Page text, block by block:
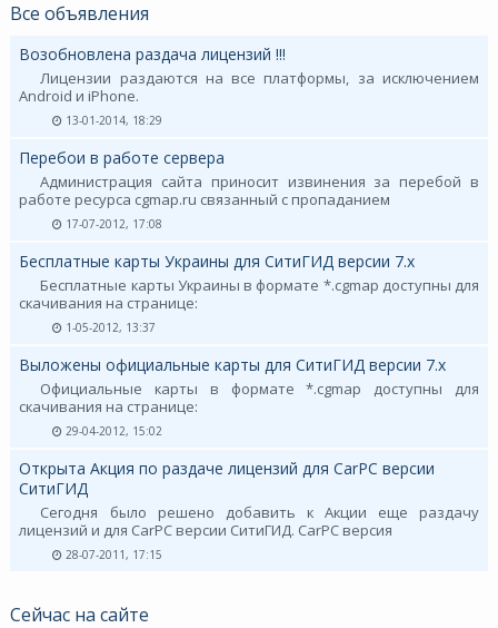
Все объявления
Возобновлена раздача лицензий !!!
Лицензии раздаются на все платформы, за исключением
Android и iPhone.
13-01-2014, 18:29
Перебои в работе сервера
Администрация сайта приносит извинения за перебой в
работе ресурса cgmap.ru связанный с пропаданием
17-07-2012, 17:08
Бесплатные карты Украины для СитиГИД версии 7.х
Бесплатные карты Украины в формате *.cgmap доступны для
скачивания на странице:
1-05-2012, 13:37
Выложены официальные карты для СитиГИД версии 7.х
Официальные карты в формате *.cgmap доступны для
скачивания на странице:
29-04-2012, 15:02
Открыта Акция по раздаче лицензий для CarPC версии
СитиГИД
Сегодня было решено добавить к Акции еще раздачу
лицензий и для CarPC версии СитиГИД. CarPC версия
28-07-2011, 17:15
Сейчас на сайте